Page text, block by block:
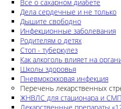
Все о сахарном диабете
Дела сердечные и не только
Дышите свободно
Инфекционные заболевания
Родителям о детях
Стоп - туберкулез
Как алкоголь влияет на
Школы здоровья
Пневмококковая инфекция
Перечень лекарственных
ЖНВЛС для стационара и СМП